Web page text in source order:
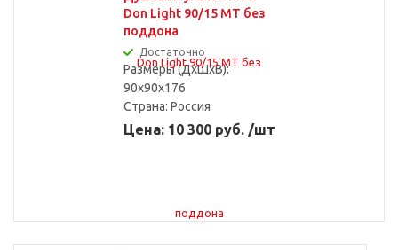
Don Light 90/15 МТ без
поддона
Достаточно
Размеры (ДxШxВ):
90x90x176
Страна: Россия
Цена: 10 300 руб. /шт